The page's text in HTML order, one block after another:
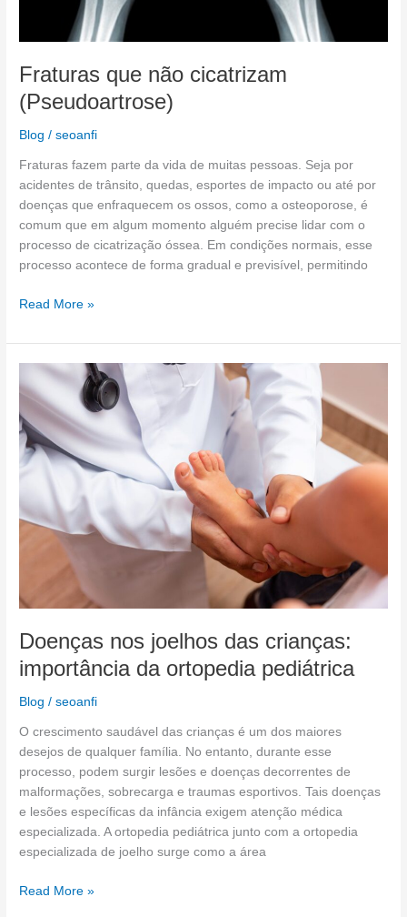
Fraturas que não cicatrizam
(Pseudoartrose)
Blog /seoanfi
Fraturas fazem parte da vida de muitas pessoas. Seja por
acidentes de trânsito, quedas, esportes de impacto ou até por
doenças que enfraquecem os ossos, como a osteoporose, é
comum que em algum momento alguém precise lidar com o
processo de cicatrização óssea. Em condições normais, esse
processo acontece de forma gradual e previsível, permitindo
Read More »
Doenças nos joelhos das crianças:
importância da ortopedia pediátrica
Blog /seoanfi
O crescimento saudável das crianças é um dos maiores
desejos de qualquer família. No entanto, durante esse
processo, podem surgir lesões e doenças decorrentes de
malformações, sobrecarga e traumas esportivos. Tais doenças
e lesões específicas da infância exigem atenção médica
especializada. A ortopedia pediátrica junto com a ortopedia
especializada de joelho surge como a área
Doenças
nos
joelhos
das
crianças:
importância
ortopedia
pediátrica
Read More »